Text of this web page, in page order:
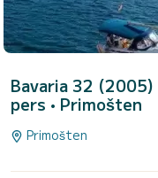
Bavaria 32 (2005)
pers • Primošten
Primošten